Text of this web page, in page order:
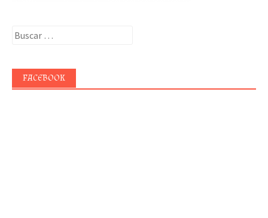
Buscar:
FACEBOOK